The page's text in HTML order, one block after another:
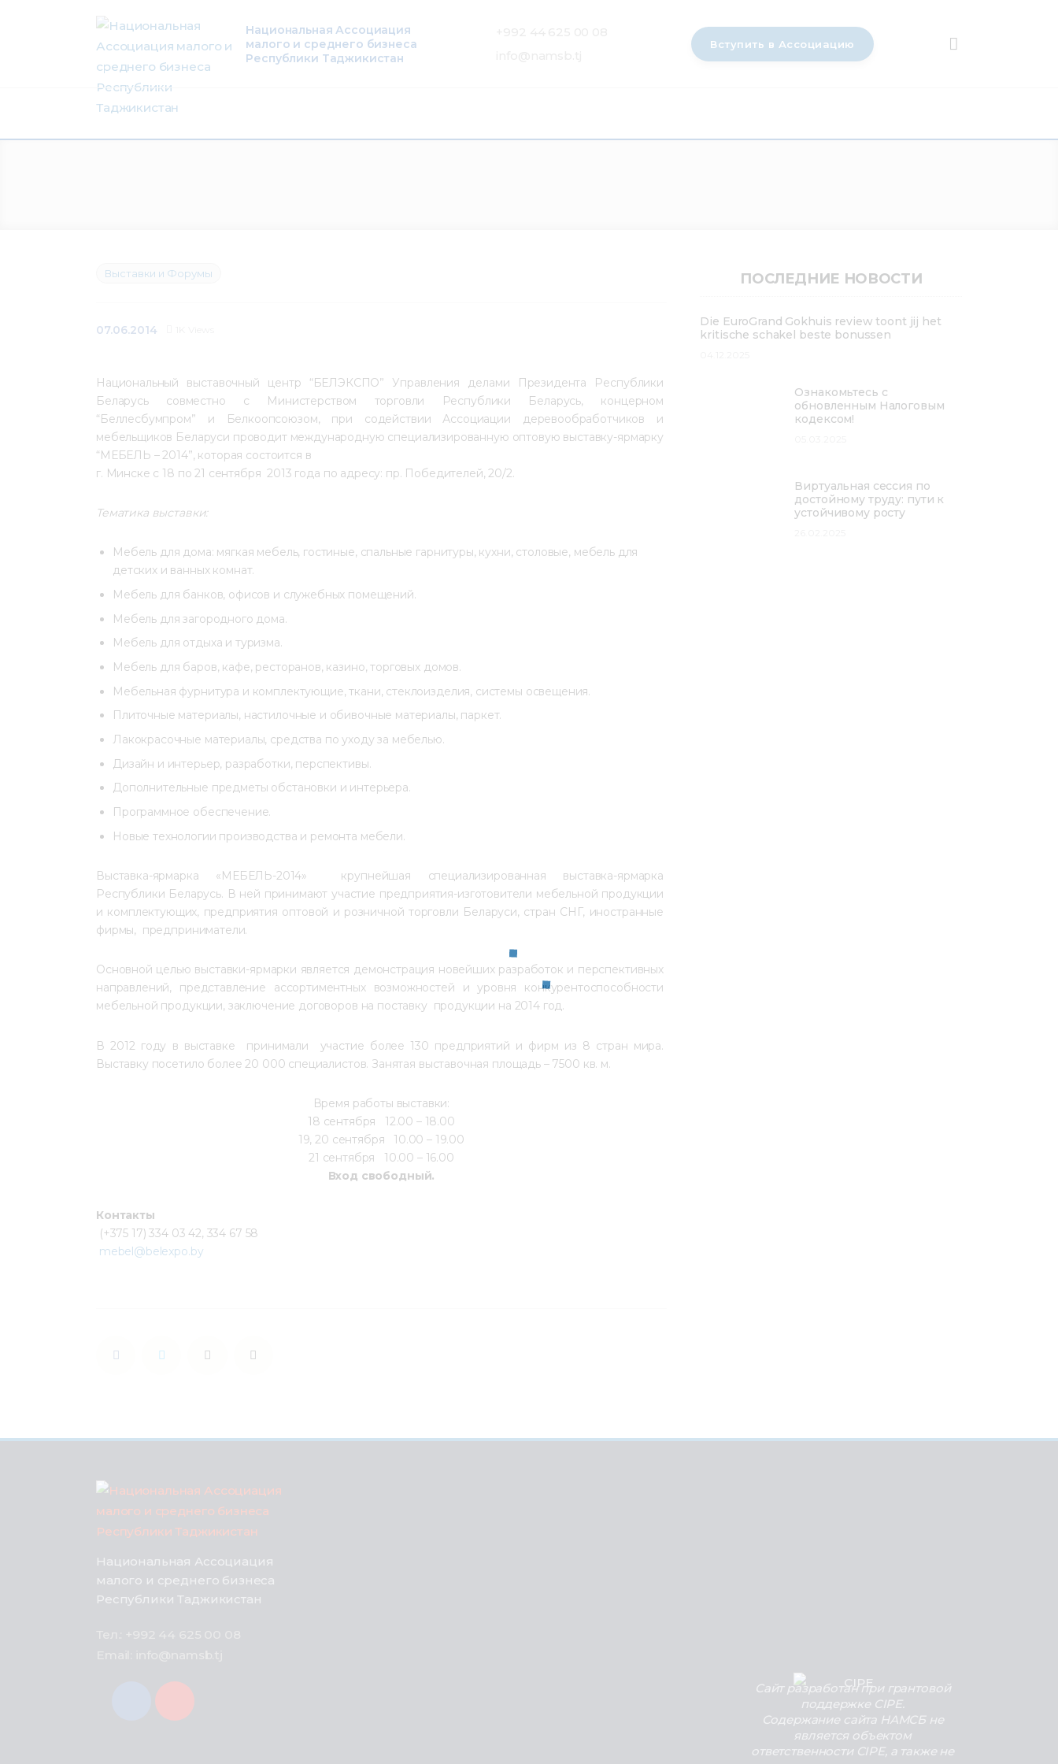
Национальная Ассоциация
малого и среднего бизнеса
Республики Таджикистан
Вступить в Ассоциацию
Членство
Выставки и Форумы
07.06.2014
Национальный выставочный центр “БЕЛЭКСПО” Управления делами Президента Республики
Беларусь совместно с Министерством торговли Республики Беларусь, концерном
“Беллесбумпром” и Белкоопсоюзом, при содействии Ассоциации деревообработчиков и
мебельщиков Беларуси проводит международную специализированную оптовую выставку-ярмарку
“МЕБЕЛЬ – 2014”, которая состоится в
г. Минске с 18 по 21 сентября  2013 года по адресу: пр. Победителей, 20/2.
Тематика выставки:
Мебель для дома: мягкая мебель, гостиные, спальные гарнитуры, кухни, столовые, мебель для
детских и ванных комнат.
Мебель для банков, офисов и служебных помещений.
Мебель для загородного дома.
Мебель для отдыха и туризма.
Мебель для баров, кафе, ресторанов, казино, торговых домов.
Мебельная фурнитура и комплектующие, ткани, стеклоизделия, системы освещения.
Плиточные материалы, настилочные и обивочные материалы, паркет.
Лакокрасочные материалы, средства по уходу за мебелью.
Дизайн и интерьер, разработки, перспективы.
Дополнительные предметы обстановки и интерьера.
Программное обеспечение.
Новые технологии производства и ремонта мебели.
Выставка-ярмарка «МЕБЕЛЬ-2014»  крупнейшая специализированная выставка-ярмарка
Республики Беларусь. В ней принимают участие предприятия-изготовители мебельной продукции
и комплектующих, предприятия оптовой и розничной торговли Беларуси, стран СНГ, иностранные
фирмы,  предприниматели.
Основной целью выставки-ярмарки является демонстрация новейших разработок и перспективных
направлений, представление ассортиментных возможностей и уровня конкурентоспособности
мебельной продукции, заключение договоров на поставку  продукции на 2014 год.
В 2012 году в выставке  принимали  участие более 130 предприятий и фирм из 8 стран мира.
Выставку посетило более 20 000 специалистов. Занятая выставочная площадь – 7500 кв. м.
Время работы выставки:
18 сентября   12.00 – 18.00
19, 20 сентября   10.00 – 19.00
21 сентября   10.00 – 16.00
Вход свободный.
Контакты
(+375 17) 334 03 42, 334 67 58
mebel@belexpo.by
ПОСЛЕДНИЕ НОВОСТИ
Die EuroGrand Gokhuis review toont jij het
kritische schakel beste bonussen
Ознакомьтесь с
обновленным Налоговым
кодексом!
Виртуальная сессия по
достойному труду: пути к
устойчивому росту
Национальная Ассоциация
малого и среднего бизнеса
Республики Таджикистан
Сайт разработан при грантовой
поддержке CIPE.
Содержание сайта НАМСБ не
является объектом
ответственности CIPE, а также не